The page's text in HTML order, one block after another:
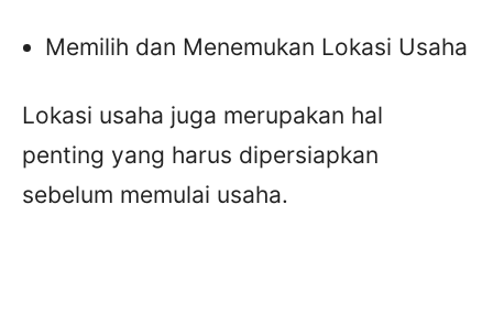
Memilih dan Menemukan Lokasi Usaha
Lokasi usaha juga merupakan hal
penting yang harus dipersiapkan
sebelum memulai usaha.